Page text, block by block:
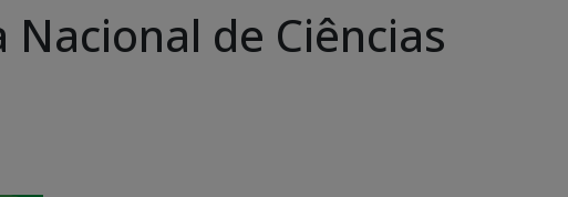
de Ciências